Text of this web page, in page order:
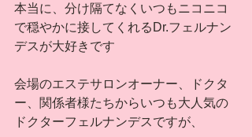
本当に、分け隔てなくいつもニコニコ
で穏やかに接してくれるDr.フェルナン
デスが大好きです
会場のエステサロンオーナー、ドクタ
ー、関係者様たちからいつも大人気の
ドクターフェルナンデスですが、